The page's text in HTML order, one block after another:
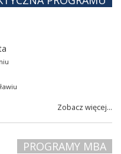
Zobacz więcej...
PROGRAMY MBA